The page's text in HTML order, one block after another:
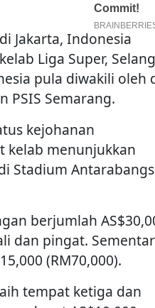
Jakarta, Indonesia
Liga Super,
pula diwakili oleh
PSIS Semarang.
kejohanan
kelab menunjukkan
Stadium
berjumlah
dan pingat.
(RM70,000).
tempat ketiga dan